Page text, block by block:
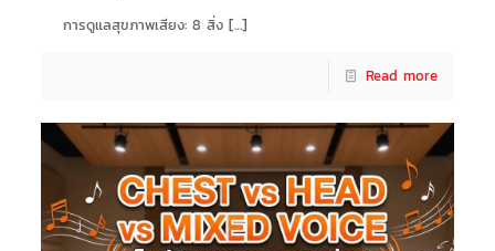
การดูแลสุขภาพเสียง: 8 สิ่ง[…]
Read more